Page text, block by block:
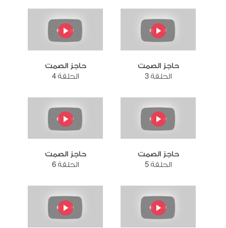
حاجز الصمت
الحلقة 3
حاجز الصمت
الحلقة 4
حاجز الصمت
الحلقة 5
حاجز الصمت
الحلقة 6